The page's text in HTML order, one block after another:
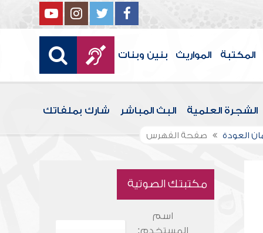
المكتبة المواريث بنين وبنات
الشجرة العلمية البث المباشر شارك بملفاتك
العودة صفحة الفهرس
مكتبتك الصوتية
اسم
المستخدم: